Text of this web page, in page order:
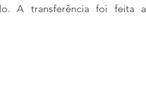
A transferência foi feita